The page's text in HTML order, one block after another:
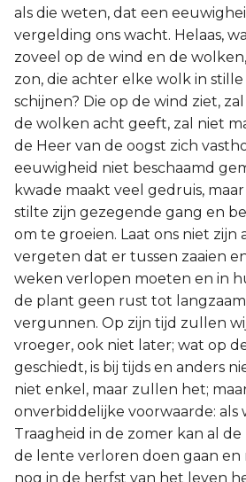
als die weten, dat een
vergelding ons wacht. Helaas,
zoveel op de wind en de
zon, die achter elke wolk in
schijnen? Die op de wind ziet,
de wolken acht geeft, zal niet
de Heer van de oogst zich
eeuwigheid niet beschaamd
kwade maakt veel gedruis,
stilte zijn gezegende gang en
om te groeien. Laat ons niet zijn
vergeten dat er tussen zaaien
weken verlopen moeten en in
de plant geen rust tot
vergunnen. Op zijn tijd zullen
vroeger, ook niet later; wat op
geschiedt, is bij tijds en anders
niet enkel, maar zullen het;
onverbiddelijke voorwaarde: als
Traagheid in de zomer kan al
de lente verloren doen gaan
nog in de herfst van het leven